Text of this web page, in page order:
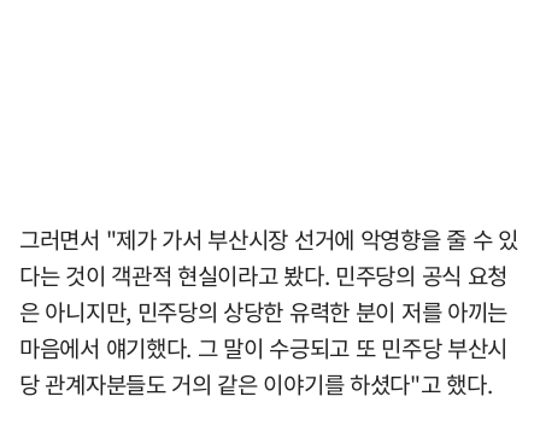
그러면서 "제가 가서 부산시장 선거에 악영향을 줄 수 있
다는 것이 객관적 현실이라고 봤다. 민주당의 공식 요청
은 아니지만, 민주당의 상당한 유력한 분이 저를 아끼는
마음에서 얘기했다. 그 말이 수긍되고 또 민주당 부산시
당 관계자분들도 거의 같은 이야기를 하셨다"고 했다.